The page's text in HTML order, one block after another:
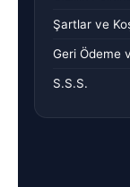
Şartlar ve
Geri Ödeme
S.S.S.